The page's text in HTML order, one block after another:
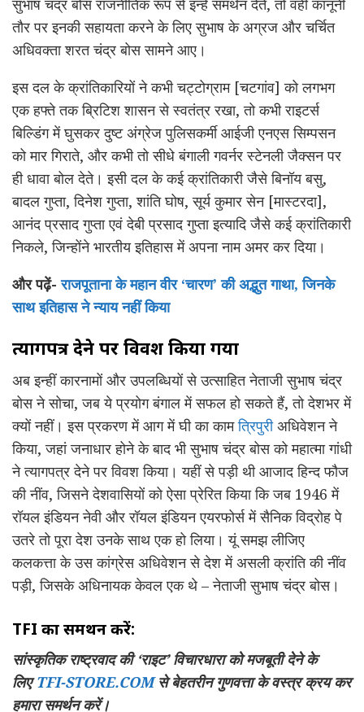
सुभाष चंद्र बोस राजनीतिक रूप से इन्हें समर्थन देते, तो वहीं कानूनी
तौर पर इनकी सहायता करने के लिए सुभाष के अग्रज और चर्चित
अधिवक्ता शरत चंद्र बोस सामने आए।
इस दल के क्रांतिकारियों ने कभी चट्टोग्राम [चटगांव] को लगभग
एक हफ्ते तक ब्रिटिश शासन से स्वतंत्र रखा, तो कभी राइटर्स
बिल्डिंग में घुसकर दुष्ट अंग्रेज पुलिसकर्मी आईजी एनएस सिम्पसन
को मार गिराते, और कभी तो सीधे बंगाली गवर्नर स्टेनली जैक्सन पर
ही धावा बोल देते। इसी दल के कई क्रांतिकारी जैसे बिनॉय बसु,
बादल गुप्ता, दिनेश गुप्ता, शांति घोष, सूर्य कुमार सेन [मास्टरदा],
आनंद प्रसाद गुप्ता एवं देबी प्रसाद गुप्ता इत्यादि जैसे कई क्रांतिकारी
निकले, जिन्होंने भारतीय इतिहास में अपना नाम अमर कर दिया।
और पढ़ें-राजपूताना के महान वीर ‘चारण’ की अद्भुत गाथा, जिनके
साथ इतिहास ने न्याय नहीं किया
त्यागपत्र देने पर विवश किया गया
अब इन्हीं कारनामों और उपलब्धियों से उत्साहित नेताजी सुभाष चंद्र
बोस ने सोचा, जब ये प्रयोग बंगाल में सफल हो सकते हैं, तो देशभर में
क्यों नहीं। इस प्रकरण में आग में घी का कामत्रिपुरीअधिवेशन ने
किया, जहां जनाधार होने के बाद भी सुभाष चंद्र बोस को महात्मा गांधी
ने त्यागपत्र देने पर विवश किया। यहीं से पड़ी थी आजाद हिन्द फौज
की नींव, जिसने देशवासियों को ऐसा प्रेरित किया कि जब 1946 में
रॉयल इंडियन नेवी और रॉयल इंडियन एयरफोर्स में सैनिक विद्रोह पे
उतरे तो पूरा देश उनके साथ एक हो लिया। यूं समझ लीजिए
कलकत्ता के उस कांग्रेस अधिवेशन से देश में असली क्रांति की नींव
पड़ी, जिसके अधिनायक केवल एक थे – नेताजी सुभाष चंद्र बोस।
TFI का समर्थन करें:
सांस्कृतिक राष्ट्रवाद की‘राइट’विचारधारा को मजबूती देने के
लिए TFI-STORE.COM से बेहतरीन गुणवत्ता के वस्त्र क्रय कर
हमारा समर्थन करें।